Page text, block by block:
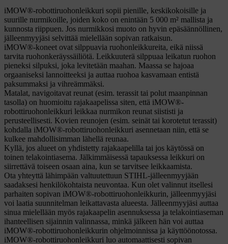
iMOW®-robottiruohonleikkuri sopii pienille, keskikokoisille ja
suurille nurmikoille, joiden koko on enintään 5 000 m² mallista ja
kunnosta riippuen. Jos nurmikkosi muoto on hyvin epäsäännöllinen,
jälleenmyyjäsi selvittää mielellään sopivan ratkaisun.
iMOW®-koneet ovat silppuavia ruohonleikkureita, eikä niissä
tarvita ruohonkeräyssäiliötä. Leikkuuterä silppuaa leikatun ruohon
pieneksi silpuksi, joka levitetään maahan. Maassa se hajoaa
orgaaniseksi lannoitteeksi ja auttaa ruohoa kasvamaan entistä
paksummaksi ja vihreämmäksi.
Matalat, navigoitavat reunat (esim. terassit tai polut maanpinnan
tasolla) on huomioitu rajakaapelissa siten, että iMOW®-
robottiruohonleikkuri leikkaa nurmikon reunat siististi ja
perusteellisesti. Kovien reunojen (esim. seinät tai korotetut terassit)
kohdalla iMOW®-robottiruohonleikkuri asennetaan niin, että se
kulkee mahdollisimman lähellä reunaa.
Kyllä, jos alueet on yhdistetty rajakaapelilla tai jos käytössä on
toinen telakointiasema. Jälkimmäisessä tapauksessa leikkuri on
siirrettävä toiseen osaan aina, kun se tarvitsee leikkaamista.
Ota yhteyttä lähimpään valtuutettuun STIHL-jälleenmyyjään
saadaksesi henkilökohtaista neuvontaa. Kun olet valinnut itsellesi
parhaiten sopivan iMOW®-robottiruohonleikkurin, jälleenmyyjäsi
voi laatia suunnitelman leikattavasta alueesta. Jälleenmyyjäsi auttaa
sinua mielellään myös rajakaapelin asennuksessa ja telakointiaseman
ihanteellisen sijainnin valinnassa, minkä jälkeen hän voi auttaa
iMOW®-robottiruohonleikkurin ohjelmoinnissa ja käyttöönotossa.
iMOW®-robottiruohonleikkuri luo automaattisesti sopivan